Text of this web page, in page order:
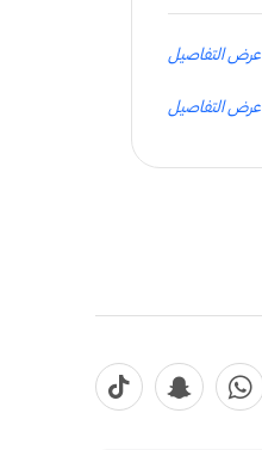
عرض التفاصيل
عرض التفاصيل